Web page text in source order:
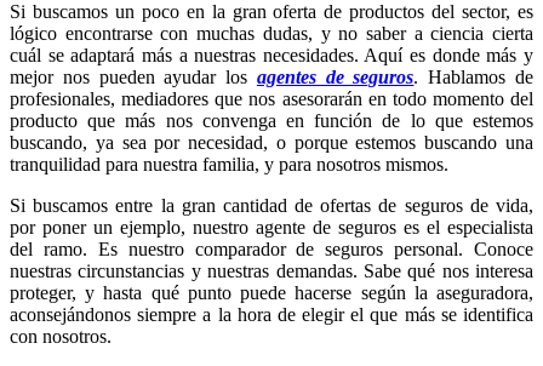
Si buscamos un poco en la gran oferta de productos del sector, es
lógico encontrarse con muchas dudas, y no saber a ciencia cierta
cuál se adaptará más a nuestras necesidades. Aquí es donde más y
mejor nos pueden ayudar los agentes de seguros. Hablamos de
profesionales, mediadores que nos asesorarán en todo momento del
producto que más nos convenga en función de lo que estemos
buscando, ya sea por necesidad, o porque estemos buscando una
tranquilidad para nuestra familia, y para nosotros mismos.
Si buscamos entre la gran cantidad de ofertas de seguros de vida,
por poner un ejemplo, nuestro agente de seguros es el especialista
del ramo. Es nuestro comparador de seguros personal. Conoce
nuestras circunstancias y nuestras demandas. Sabe qué nos interesa
proteger, y hasta qué punto puede hacerse según la aseguradora,
aconsejándonos siempre a la hora de elegir el que más se identifica
con nosotros.